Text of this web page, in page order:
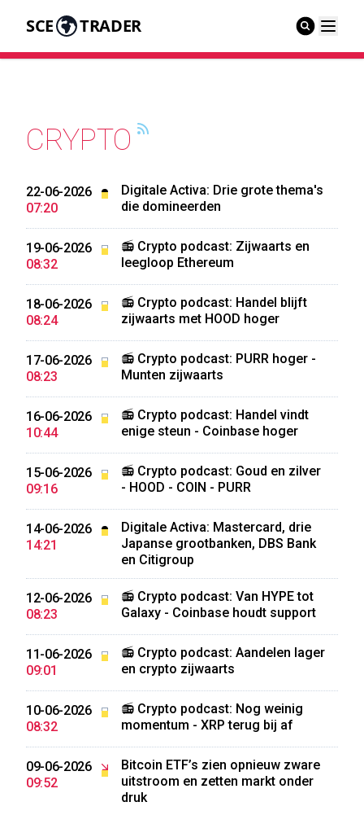
SCE TRADER
CRYPTO
22-06-2026
07:20
Digitale Activa: Drie grote thema's
die domineerden
19-06-2026
08:32
📻 Crypto podcast: Zijwaarts en
leegloop Ethereum
18-06-2026
08:24
📻 Crypto podcast: Handel blijft
zijwaarts met HOOD hoger
17-06-2026
08:23
📻 Crypto podcast: PURR hoger -
Munten zijwaarts
16-06-2026
10:44
📻 Crypto podcast: Handel vindt
enige steun - Coinbase hoger
15-06-2026
09:16
📻 Crypto podcast: Goud en zilver
- HOOD - COIN - PURR
14-06-2026
14:21
Digitale Activa: Mastercard, drie
Japanse grootbanken, DBS Bank
en Citigroup
12-06-2026
08:23
📻 Crypto podcast: Van HYPE tot
Galaxy - Coinbase houdt support
11-06-2026
09:01
📻 Crypto podcast: Aandelen lager
en crypto zijwaarts
10-06-2026
08:32
📻 Crypto podcast: Nog weinig
momentum - XRP terug bij af
09-06-2026
09:52
Bitcoin ETF’s zien opnieuw zware
uitstroom en zetten markt onder
druk